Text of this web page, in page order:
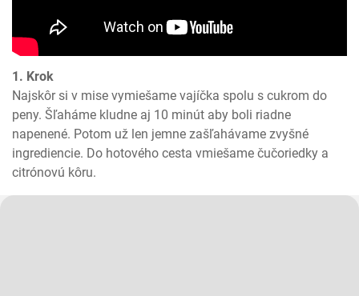
1. Krok
Najskôr si v mise vymiešame vajíčka spolu s cukrom do
peny. Šľaháme kludne aj 10 minút aby boli riadne
napenené. Potom už len jemne zašľahávame zvyšné
ingrediencie. Do hotového cesta vmiešame čučoriedky a
citrónovú kôru.